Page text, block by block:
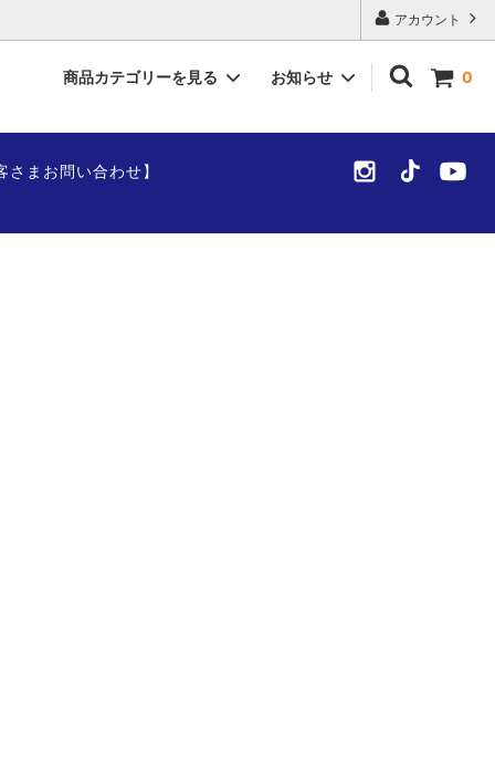
アカウント
0
商品カテゴリーを見る お知らせ
さまお問い合わせ】